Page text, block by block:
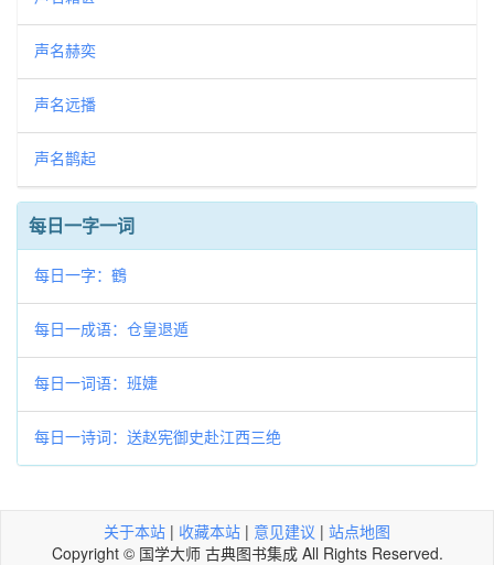
声名赫奕
声名远播
声名鹊起
每日一字一词
每日一字：鶴
每日一成语：仓皇退遁
每日一词语：班婕
每日一诗词：送赵宪御史赴江西三绝
关于本站 | 收藏本站 | 意见建议 | 站点地图
Copyright © 国学大师 古典图书集成 All Rights Reserved.